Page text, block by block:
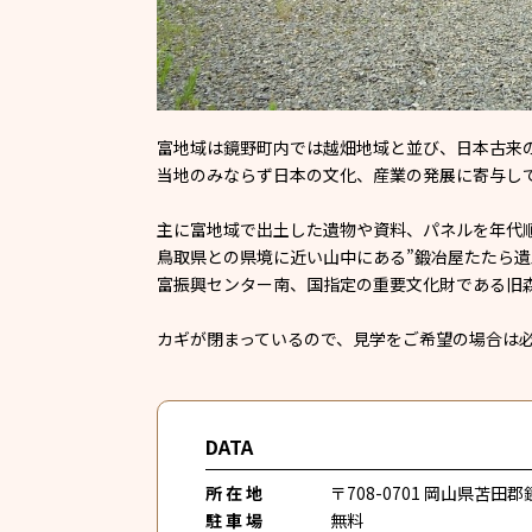
富地域は鏡野町内では越畑地域と並び、日本古
当地のみならず日本の文化、産業の発展に寄与
主に富地域で出土した遺物や資料、パネルを年代
鳥取県との県境に近い山中にある”鍛冶屋たたら
富振興センター南、国指定の重要文化財である旧
カギが閉まっているので、見学をご希望の場合
DATA
所 在 地
〒708-0701 岡山県苫田郡
駐 車 場
無料